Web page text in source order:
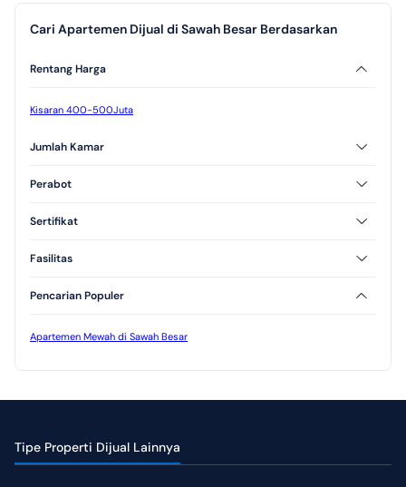
Cari Apartemen Dijual di Sawah Besar Berdasarkan
Rentang Harga
Kisaran 400-500Juta
Jumlah Kamar
Perabot
Sertifikat
Fasilitas
Pencarian Populer
Apartemen Mewah di Sawah Besar
Tipe Properti Dijual Lainnya